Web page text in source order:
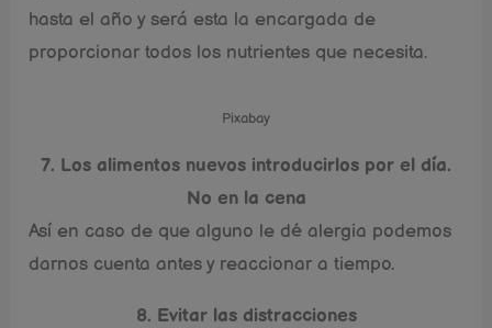
hasta el año y será esta la encargada de
proporcionar todos los nutrientes que necesita.
Pixabay
7. Los alimentos nuevos introducirlos por el dí­a.
No en la cena
Así­ en caso de que alguno le dé alergia podemos
darnos cuenta antes y reaccionar a tiempo.
8. Evitar las distracciones